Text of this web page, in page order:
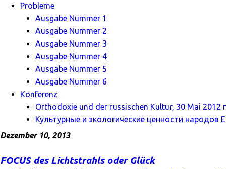
Probleme
Ausgabe Nummer 1
Ausgabe Nummer 2
Ausgabe Nummer 3
Ausgabe Nummer 4
Ausgabe Nummer 5
Ausgabe Nummer 6
Konferenz
Orthodoxie und der russischen Kultur, 30 Mai 2012
Культурные и экологические ценности народов
Dezember 10, 2013
FOCUS des Lichtstrahls oder Glück